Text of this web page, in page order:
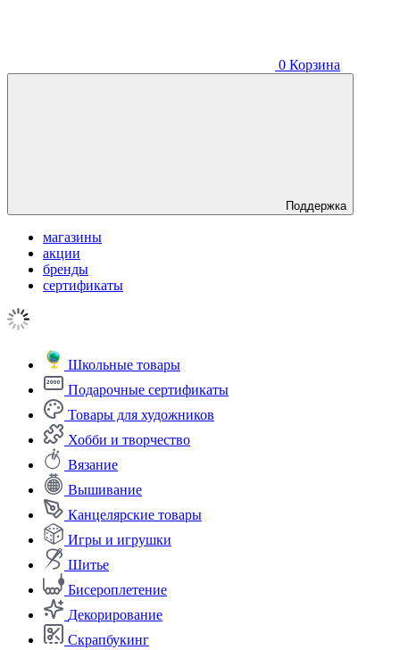
0 Корзина
Поддержка
магазины
акции
бренды
сертификаты
Школьные товары
Подарочные сертификаты
Товары для художников
Хобби и творчество
Вязание
Вышивание
Канцелярские товары
Игры и игрушки
Шитье
Бисероплетение
Декорирование
Скрапбукинг